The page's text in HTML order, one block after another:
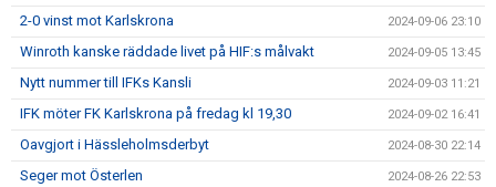
2-0 vinst mot Karlskrona 2024-09-06 23:10
Winroth kanske räddade livet på HIF:s målvakt 2024-09-05 13:45
Nytt nummer till IFKs Kansli 2024-09-03 11:21
IFK möter FK Karlskrona på fredag kl 19,30 2024-09-02 16:41
Oavgjort i Hässleholmsderbyt 2024-08-30 22:14
Seger mot Österlen 2024-08-26 22:53